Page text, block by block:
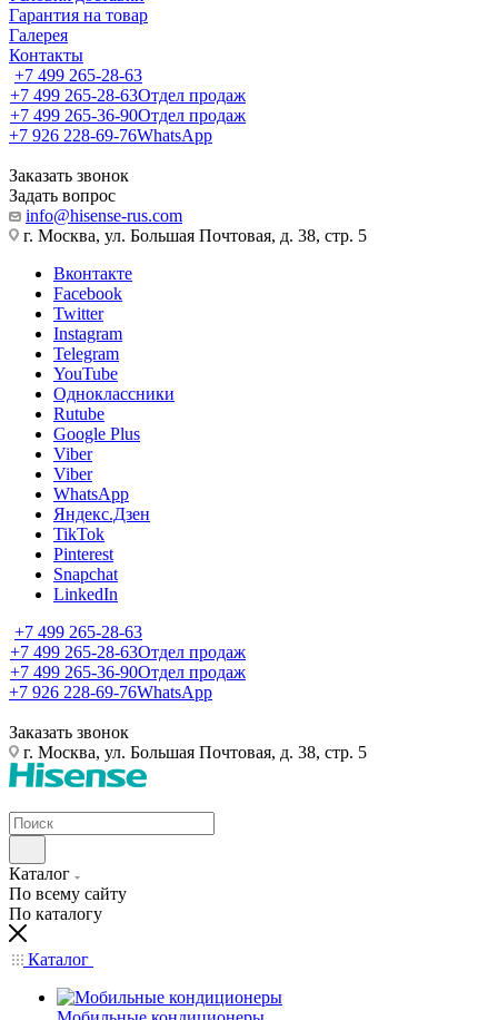
Гарантия на товар
Галерея
Контакты
+7 499 265-28-63
+7 499 265-28-63Отдел продаж
+7 499 265-36-90Отдел продаж
+7 926 228-69-76WhatsApp
Заказать звонок
Задать вопрос
info@hisense-rus.com
г. Москва, ул. Большая Почтовая, д. 38, стр. 5
Вконтакте
Facebook
Twitter
Instagram
Telegram
YouTube
Одноклассники
Rutube
Google Plus
Viber
Viber
WhatsApp
Яндекс.Дзен
TikTok
Pinterest
Snapchat
LinkedIn
+7 499 265-28-63
+7 499 265-28-63Отдел продаж
+7 499 265-36-90Отдел продаж
+7 926 228-69-76WhatsApp
Заказать звонок
г. Москва, ул. Большая Почтовая, д. 38, стр. 5
Каталог
По всему сайту
По каталогу
Каталог